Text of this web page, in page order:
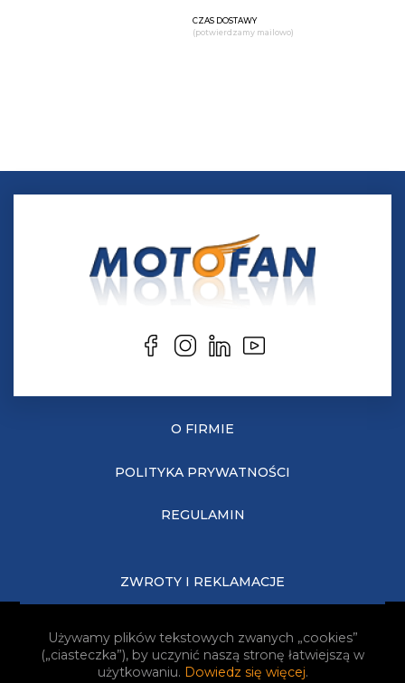
CZAS DOSTAWY
(potwierdzamy mailowo)
O FIRMIE
POLITYKA PRYWATNOŚCI
REGULAMIN
ZWROTY I REKLAMACJE
JAK KUPOWAĆ?
Używamy plików tekstowych zwanych „cookies”
(„ciasteczka”), by uczynić naszą stronę łatwiejszą w
użytkowaniu. Dowiedz się więcej.